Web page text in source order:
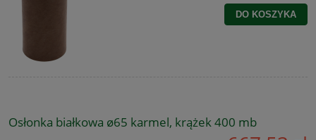
DO KOSZYKA
Osłonka białkowa ø65 karmel, krążek 400 mb